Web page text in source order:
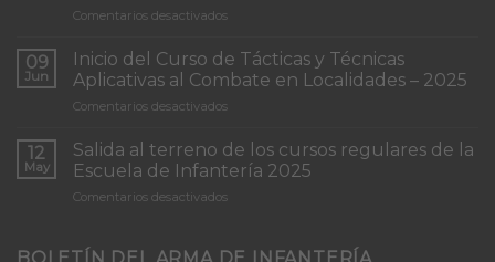
Comentarios desactivadosen
de
Patrullas
de
Infantería
Concepción”
09
Jun
Inicio del Curso de Tácticas y Técnicas
Aplicativas al Combate en Localidades – 2025
Comentarios desactivadosen
del
Curso
de
Tácticas
Aplicativas
12
May
Salida al terreno de los cursos regulares de la
Escuela de Infantería 2025
Comentarios desactivadosen
terreno